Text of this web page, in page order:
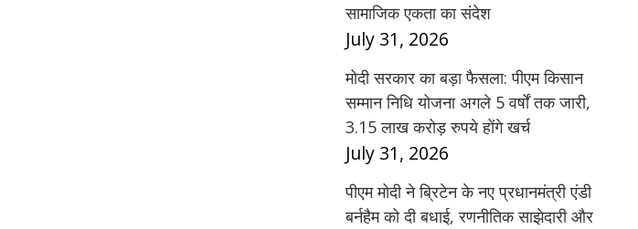
सामाजिक एकता का संदेश
July 31, 2026
मोदी सरकार का बड़ा फैसला: पीएम किसान
सम्मान निधि योजना अगले 5 वर्षों तक जारी,
3.15 लाख करोड़ रुपये होंगे खर्च
July 31, 2026
पीएम मोदी ने ब्रिटेन के नए प्रधानमंत्री एंडी
बर्नहैम को दी बधाई, रणनीतिक साझेदारी और